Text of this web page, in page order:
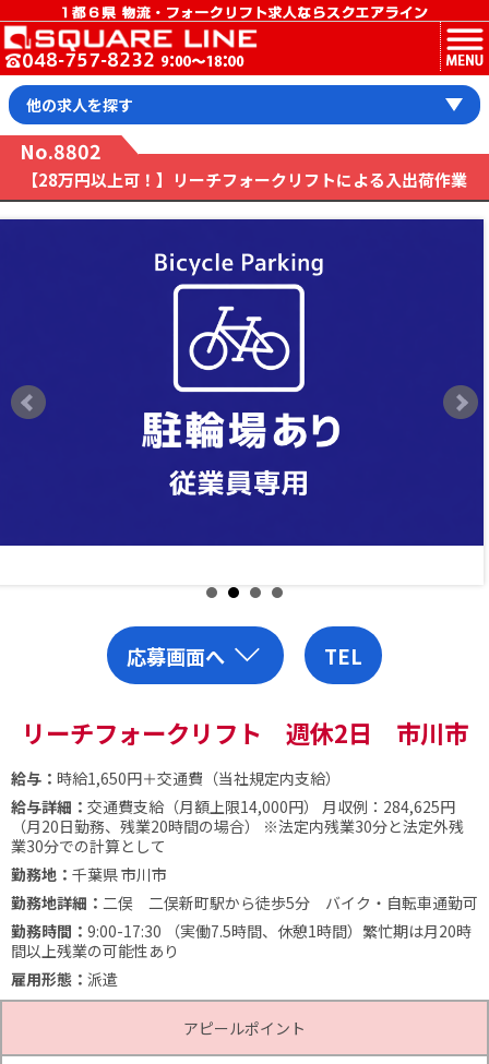
MENU
他の求人を探す
No.8802
【28万円以上可！】リーチフォークリフトによる入出荷作業
応募画面へ TEL
リーチフォークリフト 週休2日 市川市
給与： 時給1,650円＋交通費（当社規定内支給）
給与詳細： 交通費支給（月額上限14,000円）
月収例：284,625円
（月20日勤務、残業20時間の場合）
※法定内残業30分と法定外残
業30分での計算として
勤務地： 千葉県 市川市
勤務地詳細： 二俣 二俣新町駅から徒歩5分 バイク・自転車通勤可
勤務時間： 9:00-17:30 （実働7.5時間、休憩1時間）繁忙期は月20時
間以上残業の可能性あり
雇用形態： 派遣
アピールポイント